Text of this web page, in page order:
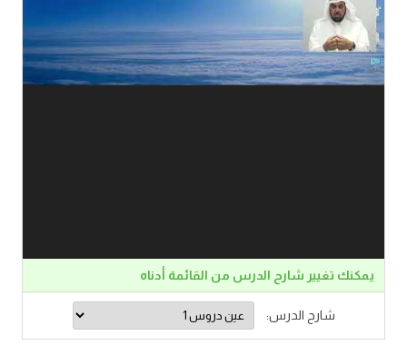
يمكنك تغيير شارح الدرس من القائمة أدناه
شارح الدرس: